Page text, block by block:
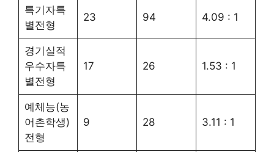
특기자특
별전형
23 94 4.09 : 1
경기실적
우수자특
별전형
17 26 1.53 : 1
예체능(농
어촌학생)
전형
9 28 3.11 : 1